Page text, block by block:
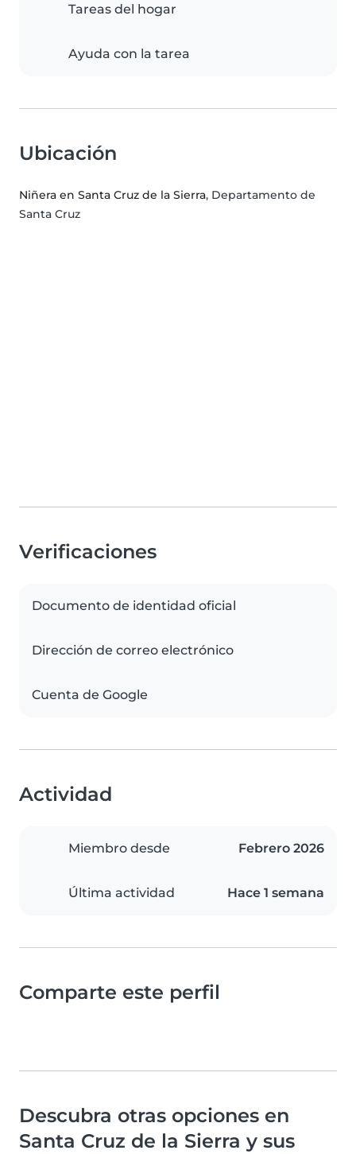
Tareas del hogar
Ayuda con la tarea
Ubicación
Niñera en Santa Cruz de la Sierra, Departamento de
Santa Cruz
Verificaciones
Documento de identidad oficial
Dirección de correo electrónico
Cuenta de Google
Actividad
Miembro desde Febrero 2026
Última actividad Hace 1 semana
Comparte este perfil
Descubra otras opciones en
Santa Cruz de la Sierra y sus